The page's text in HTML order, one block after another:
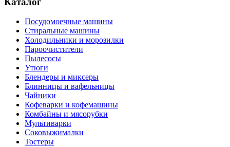
Посудомоечные машины
Стиральные машины
Холодильники и морозилки
Пароочистители
Пылесосы
Утюги
Блендеры и миксеры
Блинницы и вафельницы
Чайники
Кофеварки и кофемашины
Комбайны и мясорубки
Мультиварки
Соковыжималки
Тостеры